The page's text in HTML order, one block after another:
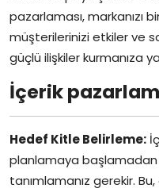
pazarlaması, markanızı
müşterilerinizi etkiler ve
güçlü ilişkiler kurmanıza
İçerik
Hedef Kitle Belirleme:
planlamaya
tanımlamanız gerekir.